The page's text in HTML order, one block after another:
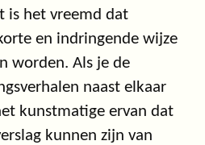
is het vreemd dat
en indringende wijze
worden. Als je de
naast elkaar
kunstmatige ervan dat
kunnen zijn van